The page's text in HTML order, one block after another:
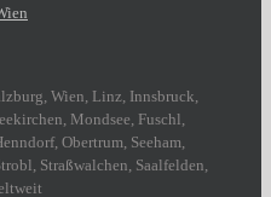
Wien, Linz, Innsbruck,
Mondsee, Fuschl,
Obertrum, Seeham,
Straßwalchen, Saalfelden,